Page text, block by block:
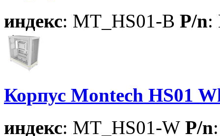
индекс: MT_HS01-B P/n:
Корпус Montech HS01
индекс: MT_HS01-W P/n